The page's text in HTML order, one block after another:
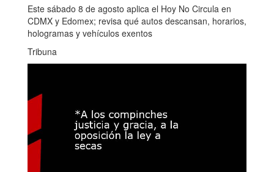
Este sábado 8 de agosto aplica el Hoy No Circula en
CDMX y Edomex; revisa qué autos descansan, horarios,
hologramas y vehículos exentos
Tribuna